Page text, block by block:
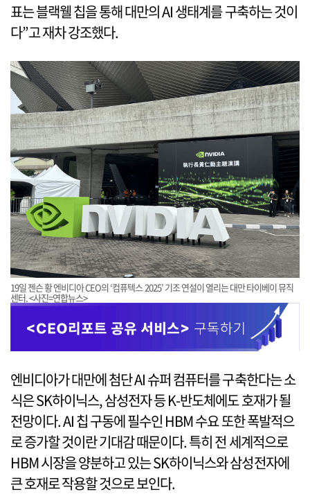
표는 블랙웰 칩을 통해 대만의 AI 생태계를 구축하는 것이
다”고 재차 강조했다.
19일 젠슨 황 엔비디아 CEO의 ‘컴퓨텍스 2025’ 기조 연설이 열리는 대만 타이베이 뮤직
센터. <사진=연합뉴스>
엔비디아가 대만에 첨단 AI 슈퍼 컴퓨터를 구축한다는 소
식은 SK하이닉스, 삼성전자 등 K-반도체에도 호재가 될
전망이다. AI 칩 구동에 필수인 HBM 수요 또한 폭발적으
로 증가할 것이란 기대감 때문이다. 특히 전 세계적으로
HBM 시장을 양분하고 있는 SK하이닉스와 삼성전자에
큰 호재로 작용할 것으로 보인다.